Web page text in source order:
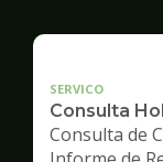
SERVICO
Consulta
Consulta de